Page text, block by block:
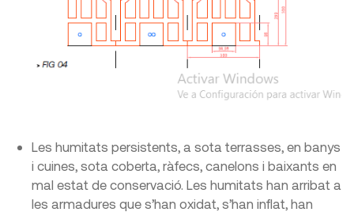
Les humitats persistents, a sota terrasses, en banys
i cuines, sota coberta, ràfecs, canelons i baixants en
mal estat de conservació. Les humitats han arribat a
les armadures que s’han oxidat, s’han inflat, han